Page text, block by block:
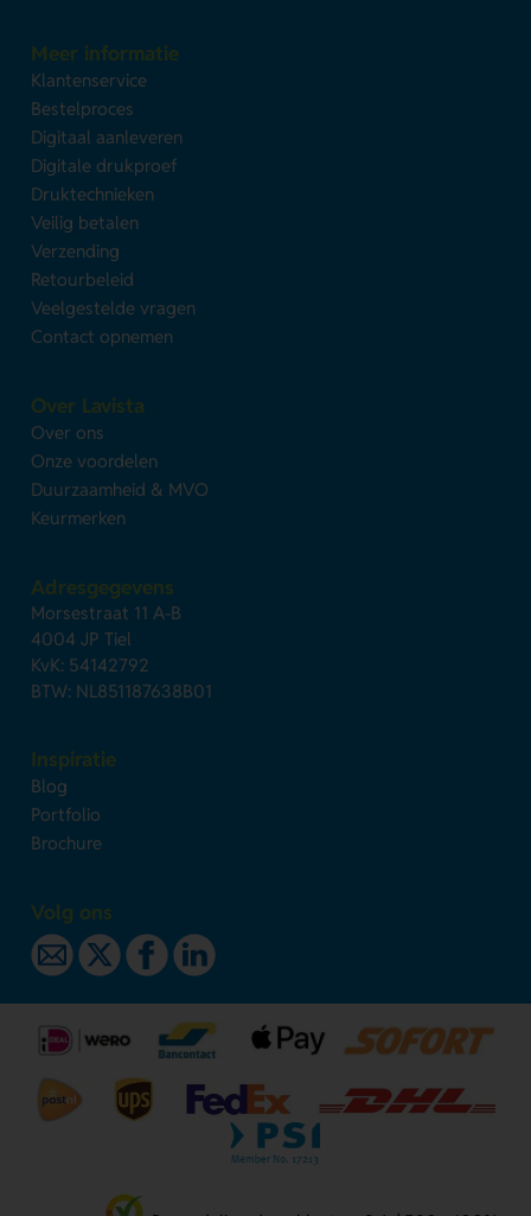
Meer informatie
Klantenservice
Bestelproces
Digitaal aanleveren
Digitale drukproef
Druktechnieken
Veilig betalen
Verzending
Retourbeleid
Veelgestelde vragen
Contact opnemen
Over Lavista
Over ons
Onze voordelen
Duurzaamheid & MVO
Keurmerken
Adresgegevens
Morsestraat 11 A-B
4004 JP Tiel
KvK: 54142792
BTW: NL851187638B01
Inspiratie
Blog
Portfolio
Brochure
Volg ons